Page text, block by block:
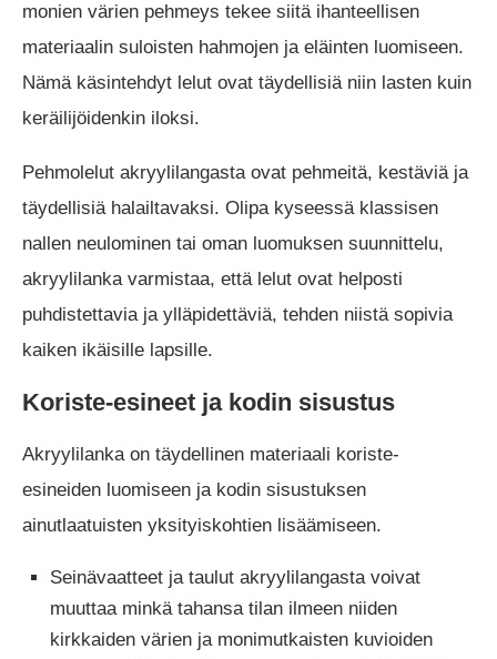
monien värien pehmeys tekee siitä ihanteellisen
materiaalin suloisten hahmojen ja eläinten luomiseen.
Nämä käsintehdyt lelut ovat täydellisiä niin lasten kuin
keräilijöidenkin iloksi.
Pehmolelut akryylilangasta ovat pehmeitä, kestäviä ja
täydellisiä halailtavaksi. Olipa kyseessä klassisen
nallen neulominen tai oman luomuksen suunnittelu,
akryylilanka varmistaa, että lelut ovat helposti
puhdistettavia ja ylläpidettäviä, tehden niistä sopivia
kaiken ikäisille lapsille.
Koriste-esineet ja kodin sisustus
Akryylilanka on täydellinen materiaali koriste-
esineiden luomiseen ja kodin sisustuksen
ainutlaatuisten yksityiskohtien lisäämiseen.
Seinävaatteet ja taulut akryylilangasta voivat
muuttaa minkä tahansa tilan ilmeen niiden
kirkkaiden värien ja monimutkaisten kuvioiden